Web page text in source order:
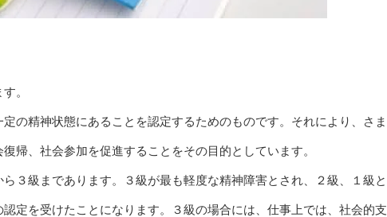
。
の精神状態にあることを認定するためのものです。それにより、さま
帰、社会参加を促進することをその目的としています。
３級まであります。３級が最も軽度な精神障害とされ、２級、１級と
定を受けたことになります。３級の場合には、仕事上では、社会的支